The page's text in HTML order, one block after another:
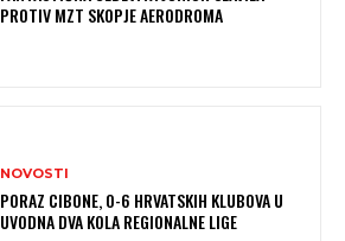
PROTIV MZT SKOPJE AERODROMA
NOVOSTI
PORAZ CIBONE, 0-6 HRVATSKIH KLUBOVA U
UVODNA DVA KOLA REGIONALNE LIGE